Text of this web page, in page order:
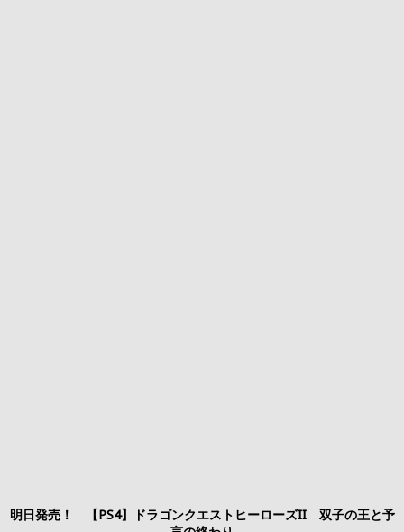
明日発売！ 【PS4】ドラゴンクエストヒーローズII 双子の王と予